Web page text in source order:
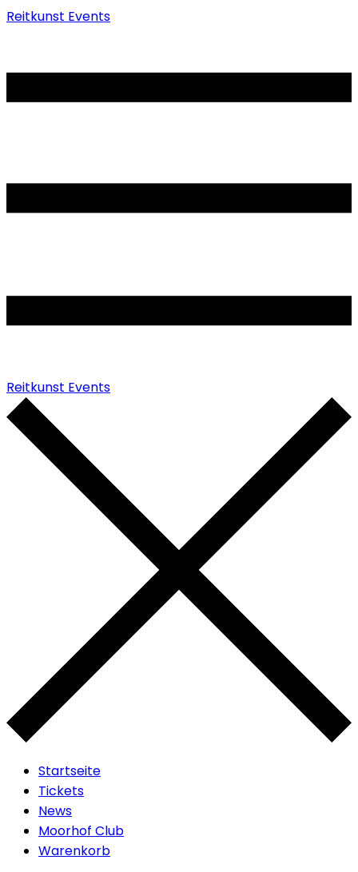
Reitkunst Events
Reitkunst Events
Startseite
Tickets
News
Moorhof Club
Warenkorb